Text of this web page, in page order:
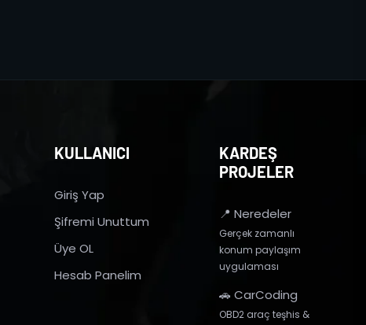
KULLANICI
Giriş Yap
Şifremi Unuttum
Üye OL
Hesab Panelim
KARDEŞ
PROJELER
📍 Neredeler
Gerçek zamanlı
konum paylaşım
uygulaması
🚗 CarCoding
OBD2 araç teşhis &